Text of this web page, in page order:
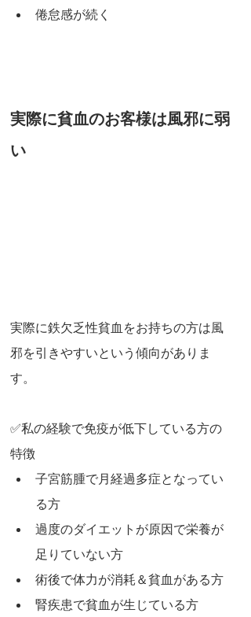
倦怠感が続く
実際に貧血のお客様は風邪に弱
い
実際に鉄欠乏性貧血をお持ちの方は風
邪を引きやすいという傾向がありま
す。
✅私の経験で免疫が低下している方の
特徴
子宮筋腫で月経過多症となってい
る方
過度のダイエットが原因で栄養が
足りていない方
術後で体力が消耗＆貧血がある方
腎疾患で貧血が生じている方